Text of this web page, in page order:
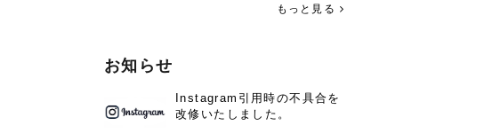
もっと見る
お知らせ
Instagram引用時の不具合を
改修いたしました。